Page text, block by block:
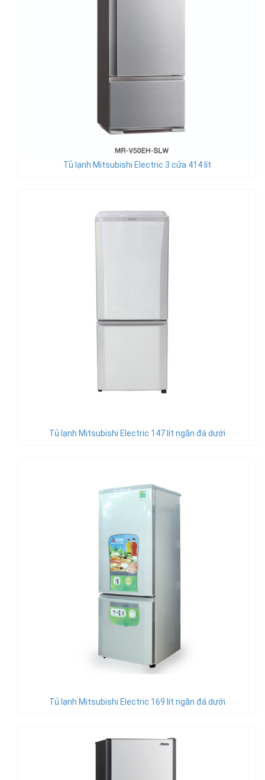
Tủ lạnh Mitsubishi Electric 3 cửa 414 lít
Tủ lạnh Mitsubishi Electric 147 lít ngăn đá dưới
Tủ lạnh Mitsubishi Electric 169 lít ngăn đá dưới